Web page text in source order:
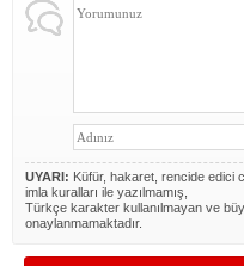
UYARI: Küfür, hakaret, rencide edici
imla kuralları ile yazılmamış,
Türkçe karakter kullanılmayan ve
onaylanmamaktadır.